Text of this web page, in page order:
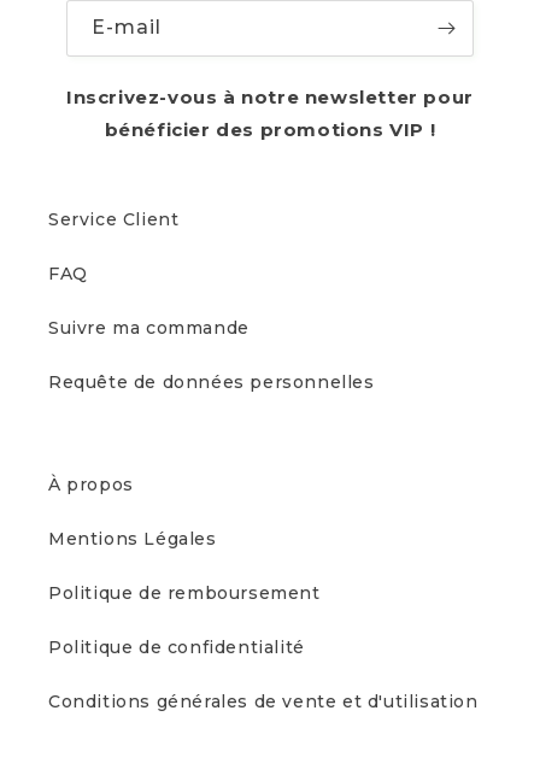
E-mail
Inscrivez-vous à notre newsletter pour
bénéficier des promotions VIP !
Service Client
FAQ
Suivre ma commande
Requête de données personnelles
À propos
Mentions Légales
Politique de remboursement
Politique de confidentialité
Conditions générales de vente et d'utilisation